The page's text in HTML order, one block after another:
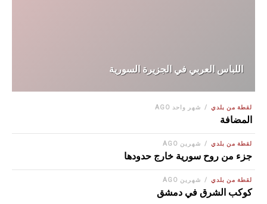
اللباس العربي في الجزيرة السورية
لقطة من بلدي شهر واحد AGO
المضافة
لقطة من بلدي شهرين AGO
جزء من روح سورية خارج حدودها
لقطة من بلدي شهرين AGO
كوكب الشرق في دمشق